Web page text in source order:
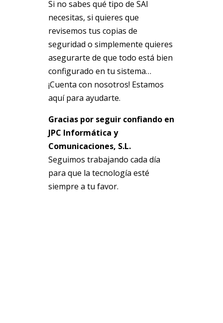
Si no sabes qué tipo de SAI
necesitas, si quieres que
revisemos tus copias de
seguridad o simplemente quieres
asegurarte de que todo está bien
configurado en tu sistema…
¡Cuenta con nosotros! Estamos
aquí para ayudarte.
Gracias por seguir confiando en
JPC Informática y
Comunicaciones, S.L.
Seguimos trabajando cada día
para que la tecnología esté
siempre a tu favor.